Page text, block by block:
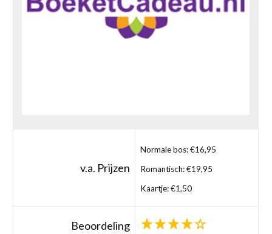
v.a. Prijzen
Normale bos: €16,95
Romantisch: €19,95
Kaartje: €1,50
Beoordeling